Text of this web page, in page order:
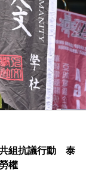
共組抗議行動 泰
權